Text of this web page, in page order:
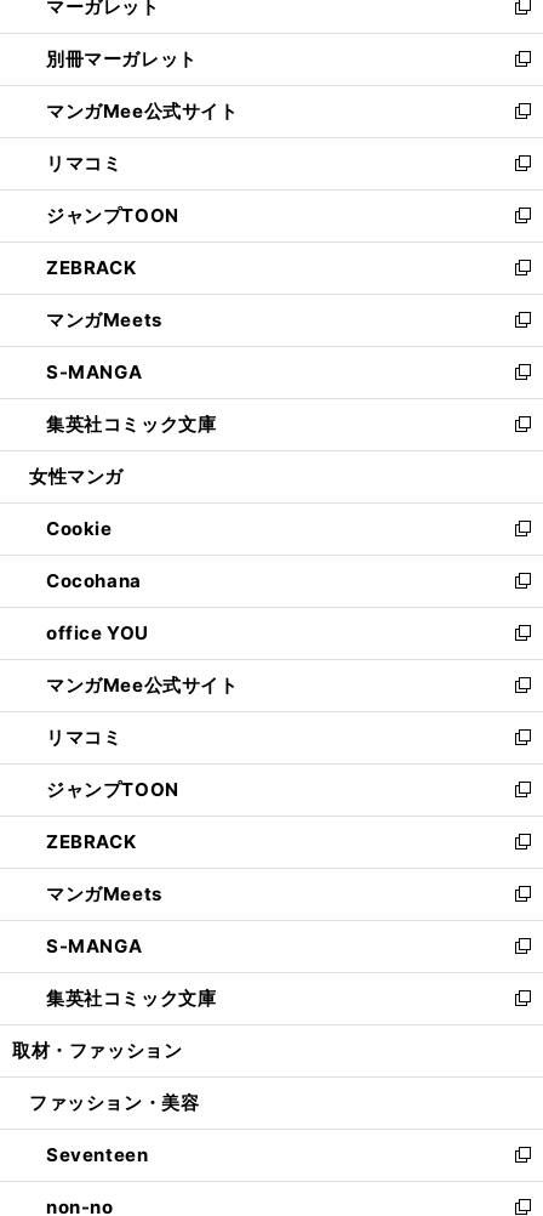
く
で
開
く
ド
ウ
で
開
く
い
ウ
ィ
ン
ド
ウ
で
開
く
マーガレット
新
し
い
ウ
ィ
ン
ド
ウ
で
開
く
別冊マーガレット
新
し
い
ウ
ィ
ン
ド
ウ
で
開
く
マンガMee公式サイト
新
し
い
ウ
ィ
ン
ド
ウ
で
開
く
リマコミ
新
し
い
ウ
ィ
ン
ド
ウ
で
開
く
ジャンプTOON
新
し
い
ウ
ィ
ン
ド
ウ
で
開
ZEBRACK
新
し
い
ウ
ィ
ン
ド
ウ
開
く
マンガMeets
新
し
い
ウ
ィ
ン
ウ
で
開
く
S-MANGA
新
し
い
ウ
ン
ド
ウ
で
開
く
集英社コミック文庫
新
し
ウ
ィ
ン
ド
ウ
で
開
く
女性マンガ
Cookie
新
し
い
ウ
ィ
ン
ド
ウ
で
開
く
Cocohana
新
し
い
ウ
ィ
ン
ド
ウ
で
開
く
office YOU
新
し
い
ウ
ィ
ン
ド
ウ
で
開
く
マンガMee公式サイト
新
し
い
ウ
ィ
ン
ド
ウ
で
開
く
リマコミ
新
し
い
ウ
ィ
ン
ド
ウ
で
開
く
ジャンプTOON
新
し
い
ウ
ィ
ン
ド
ウ
で
開
ZEBRACK
新
し
い
ウ
ィ
ン
ド
ウ
開
マンガMeets
新
し
い
ウ
ィ
ン
ウ
開
く
S-MANGA
新
し
い
ウ
ン
ウ
で
開
く
集英社コミック文庫
新
し
ウ
ン
ド
ウ
で
取材・ファッション
ファッション・美容
Seventeen
新
し
い
non-no